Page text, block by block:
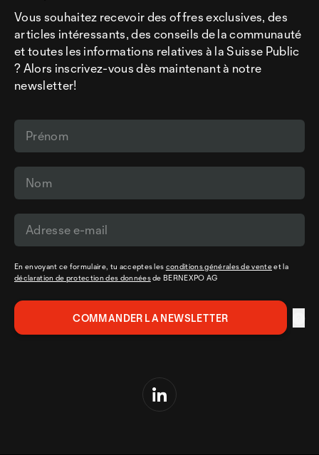
Vous souhaitez recevoir des offres exclusives, des
articles intéressants, des conseils de la communauté
et toutes les informations relatives à la Suisse Public
? Alors inscrivez-vous dès maintenant à notre
newsletter!
En envoyant ce formulaire, tu acceptes les conditions générales de venteet la
déclaration de protection des donnéesde BERNEXPO AG